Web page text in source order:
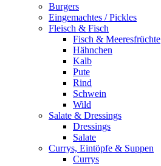
Burgers
Eingemachtes / Pickles
Fleisch & Fisch
Fisch & Meeresfrüchte
Hähnchen
Kalb
Pute
Rind
Schwein
Wild
Salate & Dressings
Dressings
Salate
Currys, Eintöpfe & Suppen
Currys